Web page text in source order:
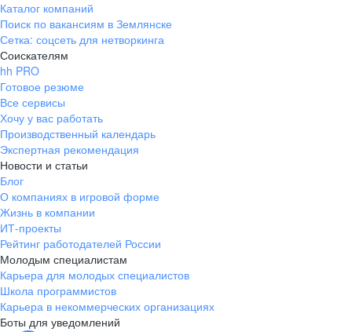
Каталог компаний
Поиск по вакансиям в Землянске
Сетка: соцсеть для нетворкинга
Соискателям
hh PRO
Готовое резюме
Все сервисы
Хочу у вас работать
Производственный календарь
Экспертная рекомендация
Новости и статьи
Блог
О компаниях в игровой форме
Жизнь в компании
ИТ-проекты
Рейтинг работодателей России
Молодым специалистам
Карьера для молодых специалистов
Школа программистов
Карьера в некоммерческих организациях
Боты для уведомлений